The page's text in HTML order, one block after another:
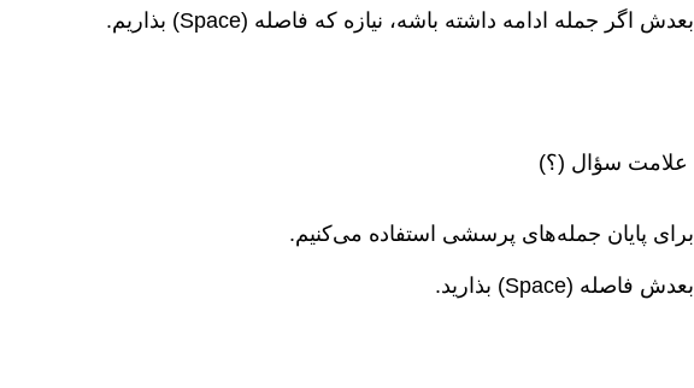
بعدش اگر جمله ادامه داشته باشه، نیازه که فاصله (Space) بذاریم.
علامت سؤال (؟)
برای پایان جمله‌های پرسشی استفاده می‌کنیم.
بعدش فاصله (Space) بذارید.